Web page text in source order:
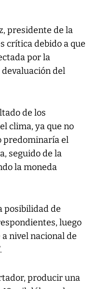
presidente de la
crítica debido a que
por la
del
de los
clima, ya que no
predominaría el
seguido de la
la moneda
posibilidad de
luego
nivel nacional de
producir una